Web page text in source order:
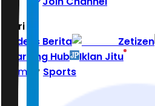
Hari ini
Indeks Berita
Zetizen
Learning Hub
Iklan Jitu
Home
Sports